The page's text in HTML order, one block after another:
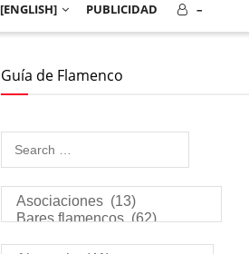
[ENGLISH] PUBLICIDAD –
Guía de Flamenco